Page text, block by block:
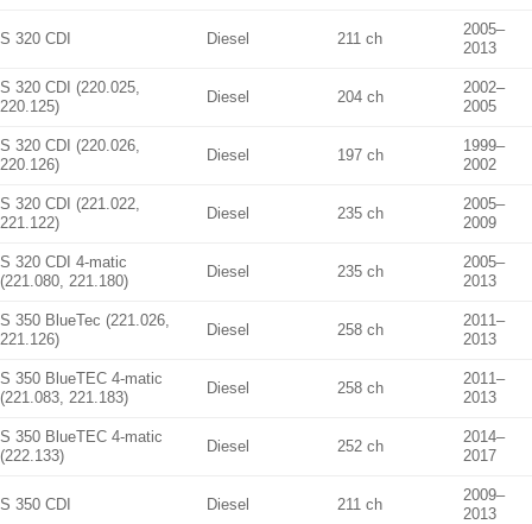
S 320 CDI Diesel 211 ch
2005–
2013
S 320 CDI (220.025,
220.125)
Diesel 204 ch
2002–
2005
S 320 CDI (220.026,
220.126)
Diesel 197 ch
1999–
2002
S 320 CDI (221.022,
221.122)
Diesel 235 ch
2005–
2009
S 320 CDI 4-matic
(221.080, 221.180)
Diesel 235 ch
2005–
2013
S 350 BlueTec (221.026,
221.126)
Diesel 258 ch
2011–
2013
S 350 BlueTEC 4-matic
(221.083, 221.183)
Diesel 258 ch
2011–
2013
S 350 BlueTEC 4-matic
(222.133)
Diesel 252 ch
2014–
2017
S 350 CDI Diesel 211 ch
2009–
2013